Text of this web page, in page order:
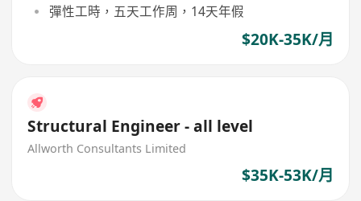
彈性工時，五天工作周，14天年假
$20K-35K/月
Structural Engineer - all level
Allworth Consultants Limited
$35K-53K/月